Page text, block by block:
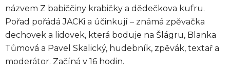
názvem Z babiččiny krabičky a dědečkova kufru.
Pořad pořádá JACKi a účinkují – známá zpěvačka
dechovek a lidovek, která boduje na Šlágru, Blanka
Tůmová a Pavel Skalický, hudebník, zpěvák, textař a
moderátor. Začíná v 16 hodin.